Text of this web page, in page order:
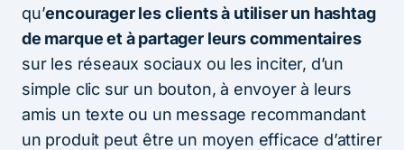
qu’encourager les clients à utiliser un hashtag
de marque et à partager leurs commentaires
sur les réseaux sociaux ou les inciter, d’un
simple clic sur un bouton, à envoyer à leurs
amis un texte ou un message recommandant
un produit peut être un moyen efficace d’attirer